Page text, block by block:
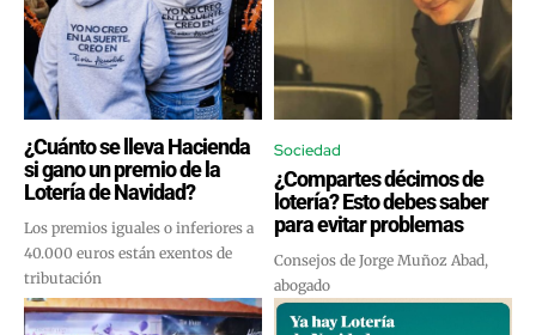
¿Cuánto se lleva Hacienda
si gano un premio de la
Lotería de Navidad?
Los premios iguales o inferiores a
40.000 euros están exentos de
tributación
Sociedad
¿Compartes décimos de
lotería? Esto debes saber
para evitar problemas
Consejos de Jorge Muñoz Abad,
abogado